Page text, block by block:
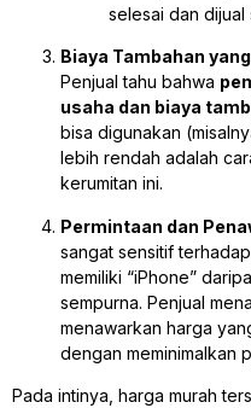
selesai dan dijual
Biaya Tambahan
Penjual tahu bahwa
usaha dan biaya
bisa digunakan
lebih rendah adalah
kerumitan ini.
Permintaan dan
sangat sensitif
memiliki “iPhone”
sempurna. Penjual
menawarkan harga
dengan meminimalkan
Pada intinya, harga murah